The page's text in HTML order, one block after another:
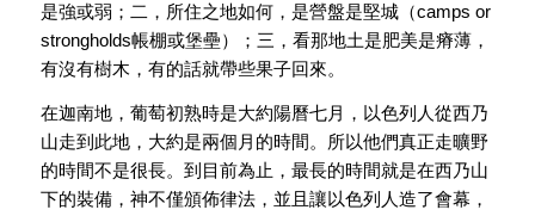
是強或弱；二，所住之地如何，是營盤是堅城（camps or
strongholds帳棚或堡壘）；三，看那地土是肥美是瘠薄，
有沒有樹木，有的話就帶些果子回來。
在迦南地，葡萄初熟時是大約陽曆七月，以色列人從西乃
山走到此地，大約是兩個月的時間。所以他們真正走曠野
的時間不是很長。到目前為止，最長的時間就是在西乃山
下的裝備，神不僅頒佈律法，並且讓以色列人造了會幕，